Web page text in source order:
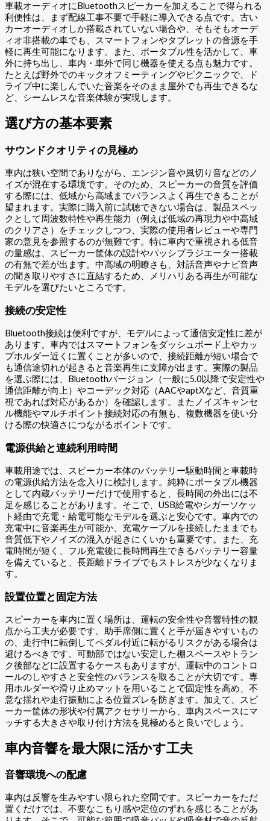
車載オーディオにBluetoothスピーカーを加えることで得られる
利便性は、まず配線工事不要で手軽に導入できる点です。古い
カーオーディオしか搭載されていない場合や、そもそもオーデ
ィオ非搭載の車でも、スマートフォンやタブレットの音源を手
軽に再生可能になります。また、ポータブル性を活かして、車
外に持ち出し、車内・車外で同じ機器を使える点も魅力です。
たとえば野外でのキックオフミーティングやピクニックで、ド
ライブ中に楽しんでいた音楽をそのまま屋外でも再生できるな
ど、シームレスな音楽体験が実現します。
選び方の基本要素
サウンドクオリティの見極め
車内は狭い空間でありながら、エンジン音や風切り音などのノ
イズが混在する環境です。そのため、スピーカーの音質を評価
する際には、低域から高域までバランスよく再生できることが
望まれます。実際に購入前に試聴できない場合は、製品スペッ
クとして周波数特性や再生能力（例えば低域の再現力や中高域
のクリアさ）をチェックしつつ、実際の使用者レビューや専門
家の意見を参照するのが無難です。特に車内で重視される低音
の量感は、スピーカー筐体の設計やパッシブラジエーター搭載
の有無で差が出ます。中高域の明瞭さも、対話音声やナビ音声
の聞き取りやすさに直結するため、メリハリある再生が可能な
モデルを選びたいところです。
接続の安定性
Bluetooth接続は便利ですが、モデルによって通信安定性に差が
あります。車内ではスマートフォンをダッシュボード上やカッ
プホルダー近くに置くことが多いので、接続距離が短い場合で
も通信途切れが起きると音楽再生に支障が出ます。実際の製品
を選ぶ際には、Bluetoothバージョン（一般に5.0以降で安定性や
通信距離が向上）やコーデック対応（AACやaptXなど、音質重
視であれば対応があるか）を確認します。またノイズキャンセ
ル機能やマルチポイント接続対応の有無も、複数機器を使い分
ける際の快適さにつながるポイントです。
電源供給と連続利用時間
車載用途では、スピーカー本体のバッテリー駆動時間と車載時
の電源供給方法を念入りに検討します。純粋にポータブル機器
として内蔵バッテリーだけで使用すると、長時間の外出には不
足を感じることがあります。そこで、USB給電やシガーソケッ
ト経由で充電・給電可能なモデルを選ぶと安心です。車内での
充電中に音楽再生が可能か、充電ケーブルを接続したままでも
音質低下やノイズの混入が起きにくいかも重要です。また、充
電時間が短く、フル充電後に長時間再生できるバッテリー容量
を備えていると、長距離ドライブでもストレスが少なくなりま
す。
設置位置と固定方法
スピーカーを車内に置く場所は、運転の安全性や音響特性の観
点から工夫が必要です。助手席側に置くと手が届きやすいもの
の、走行中に転倒してペダル付近に転がるリスクがある場合は
避けるべきです。可動部ではない安定した棚スペースやトラン
ク後部などに設置するケースもありますが、運転中のコントロ
ールのしやすさと安全性のバランスを取ることが大切です。専
用ホルダーや滑り止めマットを用いることで固定性を高め、不
意な揺れや走行振動による位置ズレを防ぎます。加えて、スピ
ーカー筐体の形状や付属アクセサリーから、車内スペースにマ
ッチする大きさや取り付け方法を見極めると良いでしょう。
車内音響を最大限に活かす工夫
音響環境への配慮
車内は反響を生みやすい限られた空間です。スピーカーをただ
置くだけでは、不要なこもり感や定位のずれを感じることがあ